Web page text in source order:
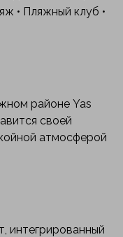
• Пляжный клуб •
красоты • Спа-
(Академия
районе Yas
своей
атмосферой
баланс
минутах от
интегрированный